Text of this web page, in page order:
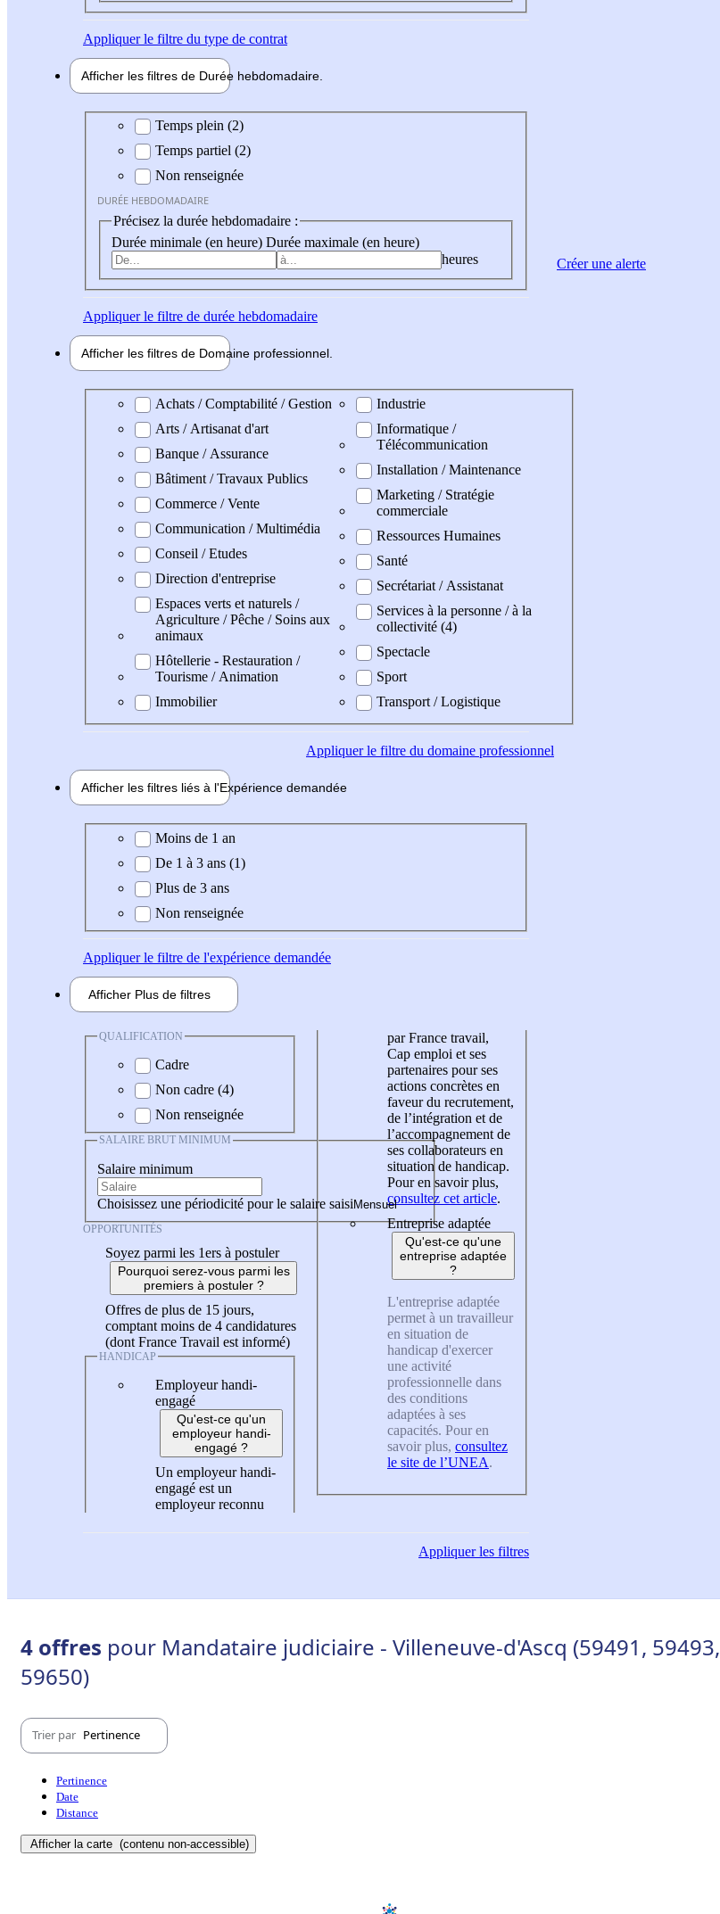
Appliquerle filtre du type de contrat
Afficher les filtres de Durée hebdomadaire
Durée hebdomadaire
Temps plein (2)
Temps partiel (2)
Non renseignée
DURÉE HEBDOMADAIRE
Précisez la durée hebdomadaire :
Durée minimale (en heure) Durée maximale (en heure)
heures
Appliquerle filtre de durée hebdomadaire
Afficher les filtres de Domaine professionnel
Domaine professionel
Achats / Comptabilité / Gestion
Arts / Artisanat d'art
Banque / Assurance
Bâtiment / Travaux Publics
Commerce / Vente
Communication / Multimédia
Conseil / Etudes
Direction d'entreprise
Espaces verts et naturels /
Agriculture / Pêche / Soins aux
animaux
Hôtellerie - Restauration /
Tourisme / Animation
Immobilier
Industrie
Informatique /
Télécommunication
Installation / Maintenance
Marketing / Stratégie
commerciale
Ressources Humaines
Santé
Secrétariat / Assistanat
Services à la personne / à la
collectivité (4)
Spectacle
Sport
Transport / Logistique
Appliquerle filtre du domaine professionnel
Afficher les filtres liés à l'Expérience demandée
Expérience demandée
Moins de 1 an
De 1 à 3 ans (1)
Plus de 3 ans
Non renseignée
Appliquerle filtre de l'expérience demandée
Afficher Plus de filtres
QUALIFICATION
Cadre
Non cadre (4)
Non renseignée
SALAIRE BRUT MINIMUM
Salaire minimum
Choisissez une périodicité pour le salaire saisi
OPPORTUNITÉS
Soyez parmi les 1ers à postuler
Pourquoi serez-vous parmi les
premiers à postuler ?
Offres de plus de 15 jours,
comptant moins de 4 candidatures
(dont France Travail est informé)
HANDICAP
Employeur handi-
engagé
Qu'est-ce qu'un
employeur handi-
engagé ?
Un employeur handi-
engagé est un
employeur reconnu
par France travail,
Cap emploi et ses
partenaires pour ses
actions concrètes en
faveur du recrutement,
de l’intégration et de
l’accompagnement de
ses collaborateurs en
situation de handicap.
Pour en savoir plus,
consultez cet article.
Entreprise adaptée
Qu'est-ce qu'une
entreprise adaptée
?
L'entreprise adaptée
permet à un travailleur
en situation de
handicap d'exercer
une activité
professionnelle dans
des conditions
adaptées à ses
capacités. Pour en
savoir plus, consultez
le site de l’UNEA.
Appliquerles filtres
Créer une alerte
4 offres pour Mandataire judiciaire - Villeneuve-d'Ascq (59491, 59493,
59650)
Trier par Pertinence
Pertinence
Date
Distance
Afficher la carte (contenu non-accessible)